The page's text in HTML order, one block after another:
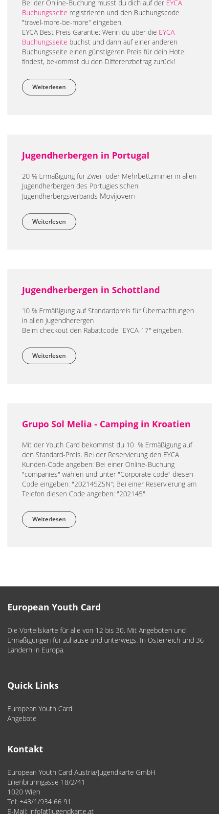
Bei der Online-Buchung musst du dich auf der EYCA
Buchungsseite registrieren und den Buchungscode
"travel-more-be-more" eingeben.
EYCA Best Preis Garantie: Wenn du über die EYCA
Buchungsseite buchst und dann auf einer anderen
Buchungsseite einen günstigeren Preis für dein Hotel
findest, bekommst du den Differenzbetrag zurück!
Weiterlesen über Hotel Express - Hotel booking page
Jugendherbergen in Portugal
20 % Ermäßigung für Zwei- oder Mehrbettzimmer in allen
Jugendherbergen des Portugiesischen
Jugendherbergsverbands Movijovem
Weiterlesen über Jugendherbergen in Portugal
Jugendherbergen in Schottland
10 % Ermäßigung auf Standardpreis für Übernachtungen
in allen Jugendherergen
Beim checkout den Rabattcode "EYCA-17" eingeben.
Weiterlesen über Jugendherbergen in Schottland
Grupo Sol Melia - Camping in Kroatien
Mit der Youth Card bekommst du 10 % Ermäßigung auf
den Standard-Preis. Bei der Reservierung den EYCA
Kunden-Code angeben: Bei einer Online-Buchung
"companies" wählen und unter "Corporate code" diesen
Code eingeben: "202145ZSN"; Bei einer Reservierung am
Telefon diesen Code angeben: "202145".
Weiterlesen über Grupo Sol Melia - Camping in Kroatien
European Youth Card
Die Vorteilskarte für alle von 12 bis 30. Mit Angeboten und
Ermäßigungen für zuhause und unterwegs. In Österreich und 36
Ländern in Europa.
Quick Links
European Youth Card
Angebote
Kontakt
European Youth Card Austria/Jugendkarte GmbH
Lilienbrunngasse 18/2/41
1020 Wien
Tel: +43/1/934 66 91
E-Mail: info[at]jugendkarte.at